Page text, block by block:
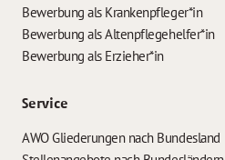
Bewerbung als Krankenpfleger*in
Bewerbung als Altenpflegehelfer*in
Bewerbung als Erzieher*in
Service
AWO Gliederungen nach Bundesland